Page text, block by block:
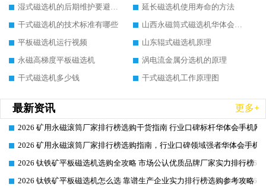
湿式磁选机的后期维护要避开哪些坑
延长磁选机使用寿命的方法
干式磁选机的技术标准有哪些
山西永磁筒式磁选机华体会手机网页版-华体会(中国)
平板磁选机运行视频
山东辊式磁选机原理
永磁高梯度平板磁选机
涡电流金属分选机的原理
干式磁选机多少钱
干式磁选机工作原理图
最新资讯 更多+
2026-06-26
2026 矿用永磁滚筒厂家排行榜选购干货指南 行业口碑标杆华体会手机网
2026-06-26
2026 矿用永磁滚筒厂家排行榜选购指南，行业口碑领域强者华体会手机
2026-06-26
2026 钛铁矿平板磁选机选购全攻略 市场公认优质品牌厂家实力排行榜
2026-06-26
2026 钛铁矿平板磁选机怎么选 靠谱生产企业实力排行榜选购参考攻略